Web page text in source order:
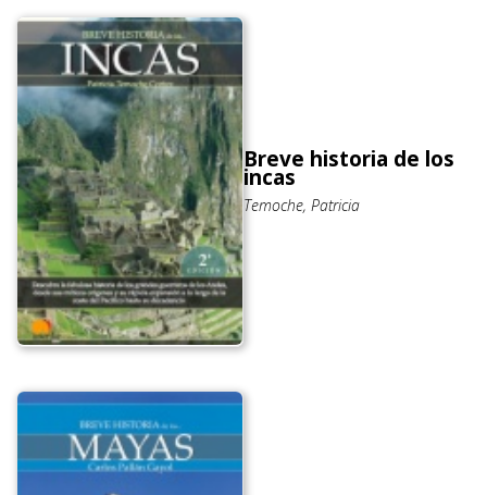
Breve historia de los
incas
Temoche, Patricia